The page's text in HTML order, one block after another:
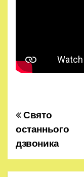
Н
а
в
Свято
останнього
дзвоника